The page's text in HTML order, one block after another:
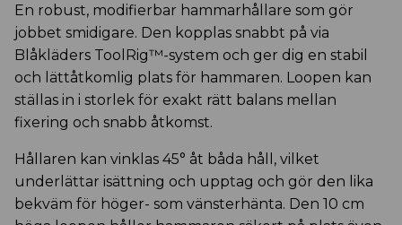
En robust, modifierbar hammarhållare som gör
jobbet smidigare. Den kopplas snabbt på via
Blåkläders ToolRig™-system och ger dig en stabil
och lättåtkomlig plats för hammaren. Loopen kan
ställas in i storlek för exakt rätt balans mellan
fixering och snabb åtkomst.
Hållaren kan vinklas 45° åt båda håll, vilket
underlättar isättning och upptag och gör den lika
bekväm för höger- som vänsterhänta. Den 10 cm